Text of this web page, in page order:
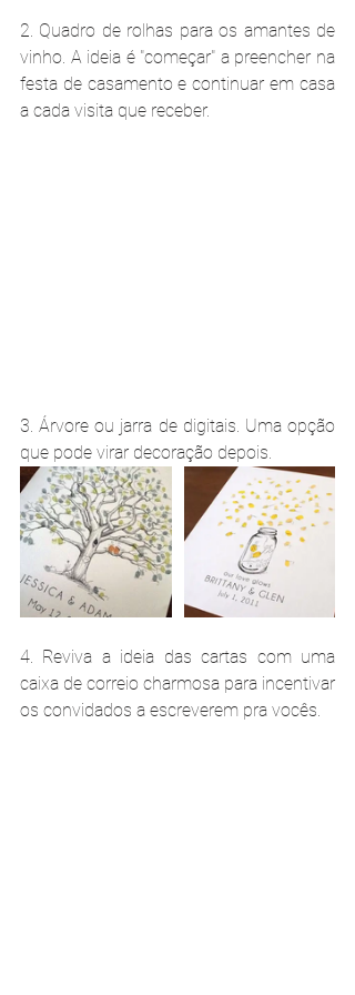
2. Quadro de rolhas para os amantes de
vinho. A ideia é "começar" a preencher na
festa de casamento e continuar em casa
a cada visita que receber.
3. Árvore ou jarra de digitais. Uma opção
que pode virar decoração depois.
4. Reviva a ideia das cartas com uma
caixa de correio charmosa para incentivar
os convidados a escreverem pra vocês.